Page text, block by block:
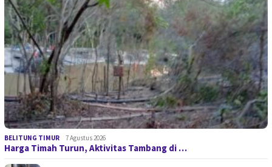
BELITUNG TIMUR 7 Agustus 2026
Harga Timah Turun, Aktivitas Tambang di …